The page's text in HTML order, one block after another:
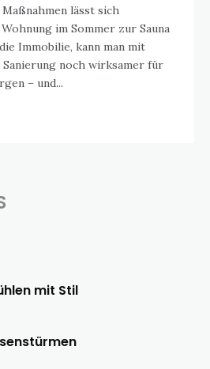
lässt sich
im Sommer zur Sauna
Immobilie, kann man mit
noch wirksamer für
– und...
mit Stil